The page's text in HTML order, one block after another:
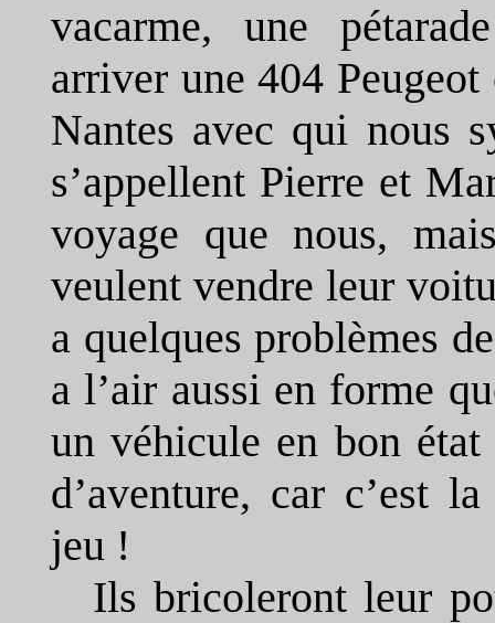
vacarme, une
arriver une 404
Nantes avec qui nous
s’appellent Pierre et
voyage que nous,
veulent vendre leur
a quelques problèmes
a l’air aussi en forme
un véhicule en bon état
d’aventure, car c’est
jeu !
Ils bricoleront leur